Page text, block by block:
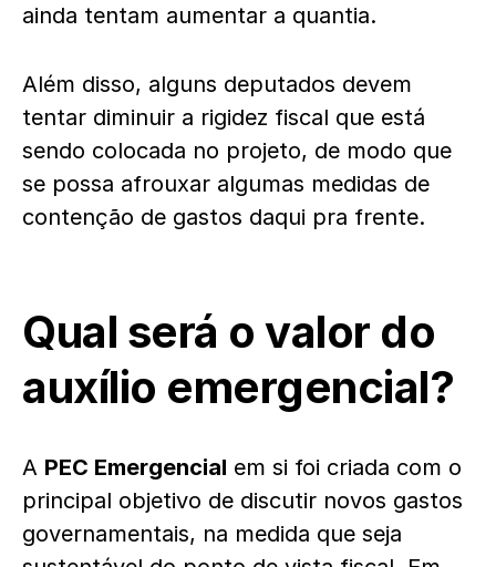
ainda tentam aumentar a quantia.
Além disso, alguns deputados devem
tentar diminuir a rigidez fiscal que está
sendo colocada no projeto, de modo que
se possa afrouxar algumas medidas de
contenção de gastos daqui pra frente.
Qual será o valor do
auxílio emergencial?
A PEC Emergencial em si foi criada com o
principal objetivo de discutir novos gastos
governamentais, na medida que seja